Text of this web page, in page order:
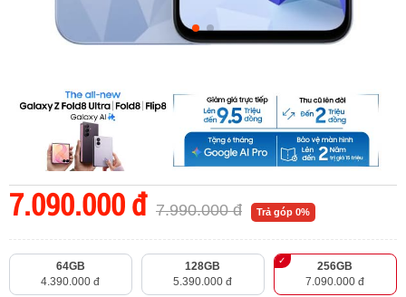
7.090.000 đ 7.990.000 đ Trả góp 0%
64GB
4.390.000 đ
128GB
5.390.000 đ
256GB
7.090.000 đ